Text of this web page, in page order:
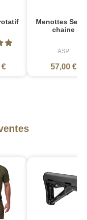
€
Menottes
chaine
ASP
57,00 €